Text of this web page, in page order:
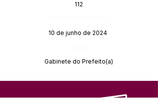
112
10 de junho de 2024
Gabinete do Prefeito(a)